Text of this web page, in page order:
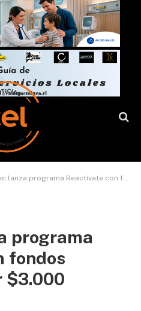
programa Reactívate con fondos regionales por $3.000 millones
programa
fondos
$3.000